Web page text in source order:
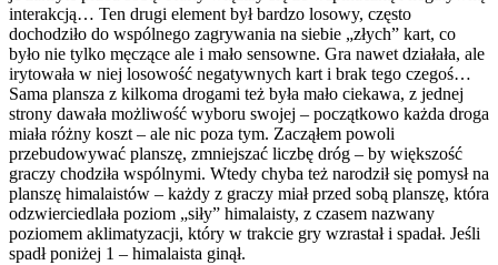
interakcją… Ten drugi element był bardzo losowy, często
dochodziło do wspólnego zagrywania na siebie „złych” kart, co
było nie tylko męczące ale i mało sensowne. Gra nawet działała, ale
irytowała w niej losowość negatywnych kart i brak tego czegoś…
Sama plansza z kilkoma drogami też była mało ciekawa, z jednej
strony dawała możliwość wyboru swojej – początkowo każda droga
miała różny koszt – ale nic poza tym. Zacząłem powoli
przebudowywać planszę, zmniejszać liczbę dróg – by większość
graczy chodziła wspólnymi. Wtedy chyba też narodził się pomysł na
planszę himalaistów – każdy z graczy miał przed sobą planszę, która
odzwierciedlała poziom „siły” himalaisty, z czasem nazwany
poziomem aklimatyzacji, który w trakcie gry wzrastał i spadał. Jeśli
spadł poniżej 1 – himalaista ginął.